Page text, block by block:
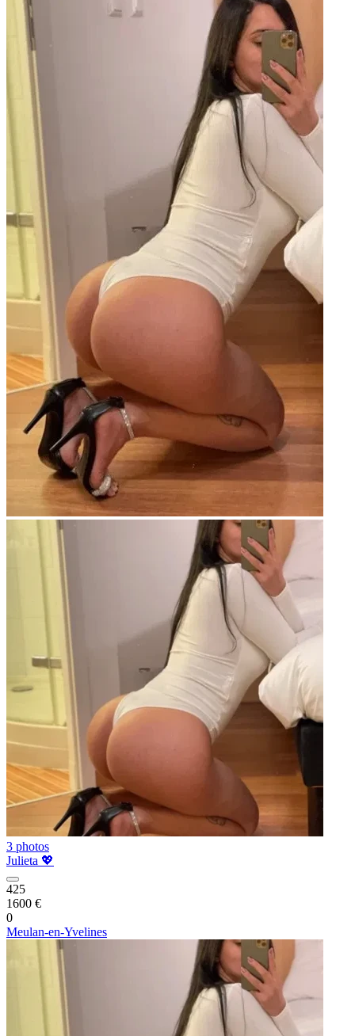
3 photos
Julieta 💖
425
1600 €
0
Meulan-en-Yvelines